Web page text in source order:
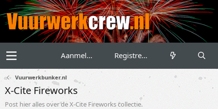
Aanmelden Registreren
Vuurwerkbunker.nl
X-Cite Fireworks
Post hier alles over de X-Cite Fireworks collectie.